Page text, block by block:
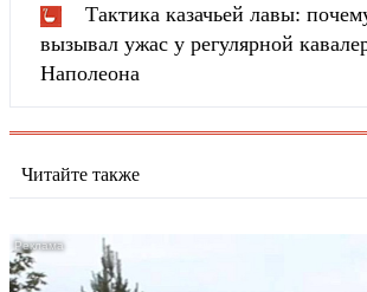
Тактика казачьей лавы:
вызывал ужас у регулярной
Наполеона
Читайте также